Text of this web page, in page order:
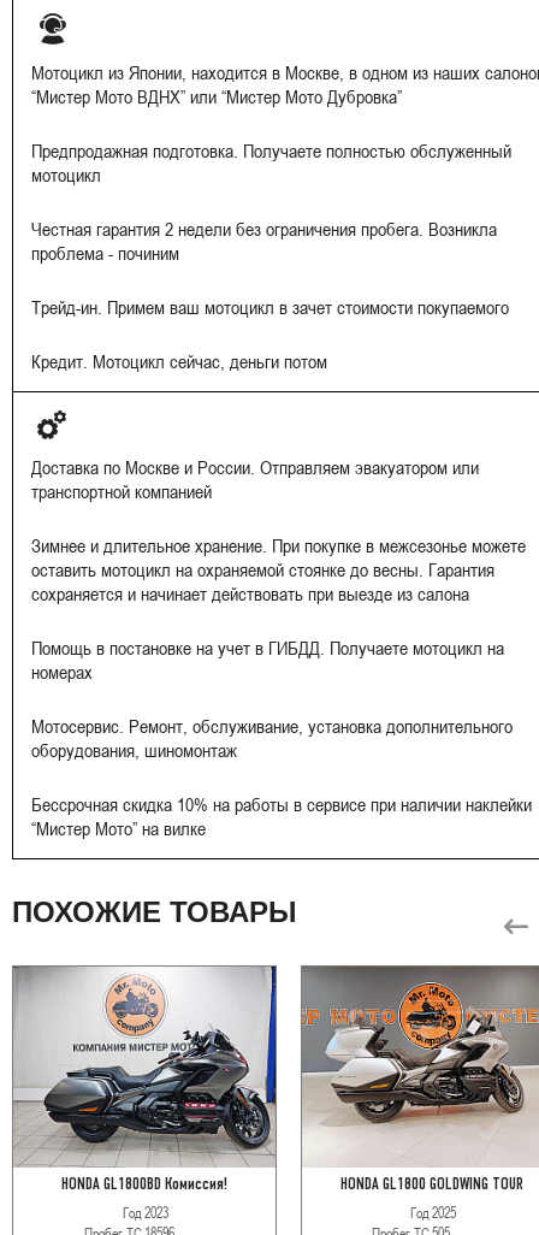
Мотоцикл из Японии, находится в Москве, в одном из наших
“Мистер Мото ВДНХ” или “Мистер Мото Дубровка”
Предпродажная подготовка. Получаете полностью обслуженный
мотоцикл
Честная гарантия 2 недели без ограничения пробега. Возникла
проблема - починим
Трейд-ин. Примем ваш мотоцикл в зачет стоимости покупаемого
Кредит. Мотоцикл сейчас, деньги потом
Доставка по Москве и России. Отправляем эвакуатором или
транспортной компанией
Зимнее и длительное хранение. При покупке в межсезонье можете
оставить мотоцикл на охраняемой стоянке до весны. Гарантия
сохраняется и начинает действовать при выезде из салона
Помощь в постановке на учет в ГИБДД. Получаете мотоцикл на
номерах
Мотосервис. Ремонт, обслуживание, установка дополнительного
оборудования, шиномонтаж
Бессрочная скидка 10% на работы в сервисе при наличии наклейки
“Мистер Мото” на вилке
ПОХОЖИЕ ТОВАРЫ
HONDA GL1800BD Комиссия!
Год2023
HONDA GL1800 GOLDWING TOUR
Год 2025